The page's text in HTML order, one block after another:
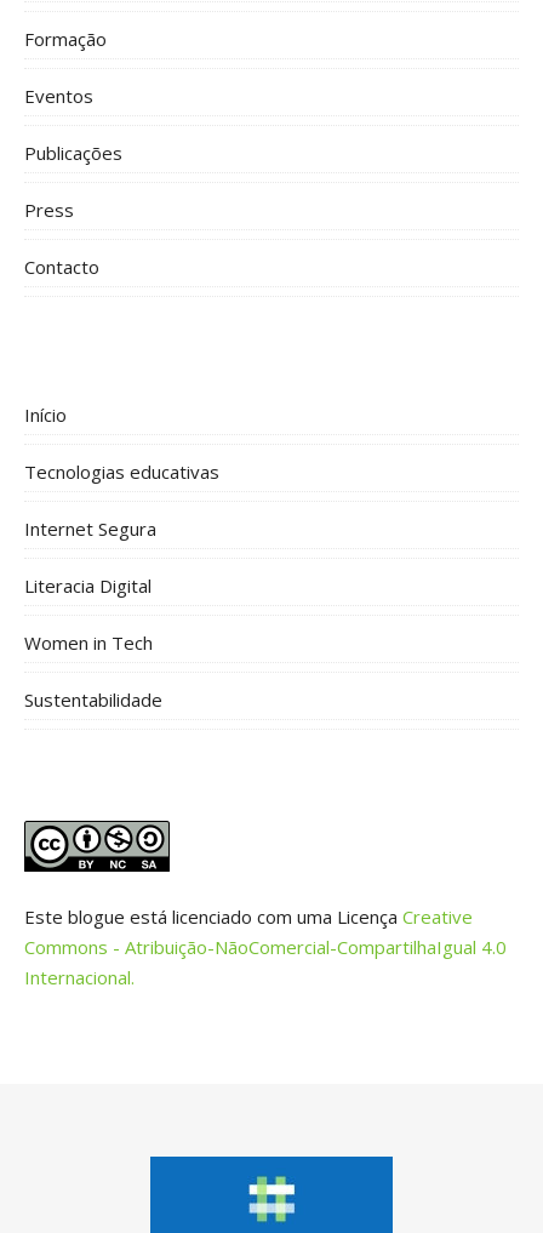
Formação
Eventos
Publicações
Press
Contacto
Início
Tecnologias educativas
Internet Segura
Literacia Digital
Women in Tech
Sustentabilidade
Este blogue está licenciado com uma Licença Creative
Commons - Atribuição-NãoComercial-CompartilhaIgual 4.0
Internacional.